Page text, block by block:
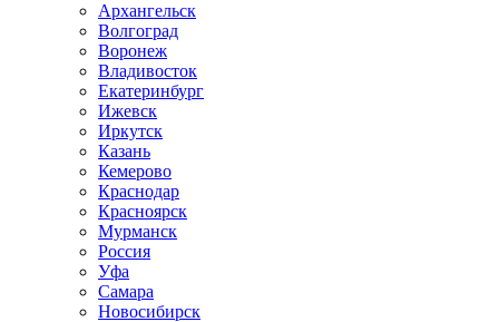
Архангельск
Волгоград
Воронеж
Владивосток
Екатеринбург
Ижевск
Иркутск
Казань
Кемерово
Краснодар
Красноярск
Мурманск
Россия
Уфа
Самара
Новосибирск